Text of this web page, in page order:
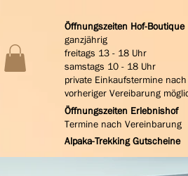
Öffnungszeiten Hof-Boutique
ganzjährig
freitags 13 - 18 Uhr
samstags 10 - 18 Uhr
private Einkaufstermine nach
vorheriger Vereibarung
Öffnungszeiten Erlebnishof
Termine nach Vereinbarung
Alpaka-Trekking Gutscheine